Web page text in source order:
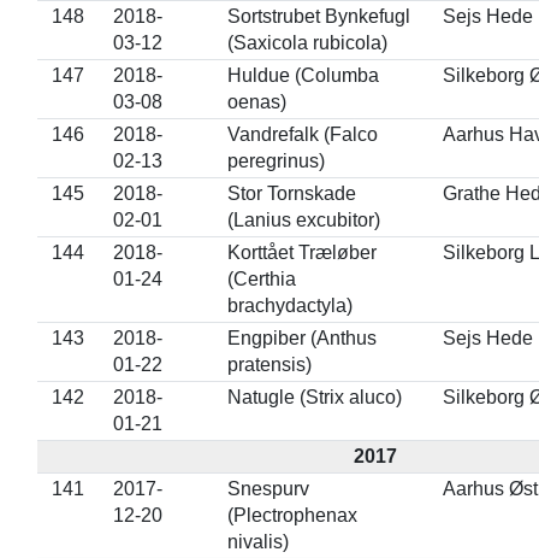
148
2018-
03-12
Sortstrubet Bynkefugl
(Saxicola rubicola)
Sejs Hede
147
2018-
03-08
Huldue (Columba
oenas)
Silkeborg
146
2018-
02-13
Vandrefalk (Falco
peregrinus)
Aarhus
145
2018-
02-01
Stor Tornskade
(Lanius excubitor)
Grathe
144
2018-
01-24
Korttået Træløber
(Certhia
brachydactyla)
Silkeborg
143
2018-
01-22
Engpiber (Anthus
pratensis)
Sejs Hede
142
2018-
01-21
Natugle (Strix aluco) Silkeborg
2017
141
2017-
12-20
Snespurv
(Plectrophenax
nivalis)
Aarhus